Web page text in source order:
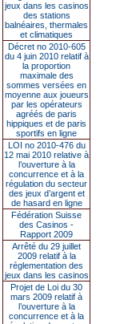
jeux dans les casinos
des stations
balnéaires, thermales
et climatiques
Décret no 2010-605
du 4 juin 2010 relatif à
la proportion
maximale des
sommes versées en
moyenne aux joueurs
par les opérateurs
agréés de paris
hippiques et de paris
sportifs en ligne
LOI no 2010-476 du
12 mai 2010 relative à
l’ouverture à la
concurrence et à la
régulation du secteur
des jeux d’argent et
de hasard en ligne
Fédération Suisse
des Casinos -
Rapport 2009
Arrêté du 29 juillet
2009 relatif à la
réglementation des
jeux dans les casinos
Projet de Loi du 30
mars 2009 relatif à
l’ouverture à la
concurrence et à la